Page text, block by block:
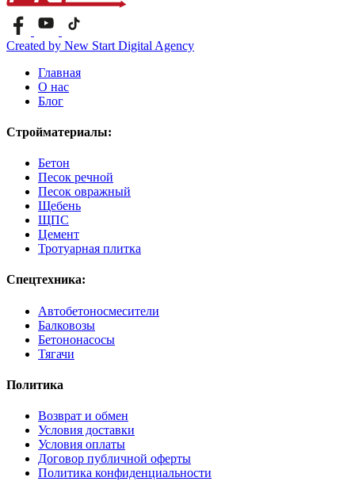
Created by New Start Digital Agency
Главная
О нас
Блог
Стройматериалы:
Бетон
Песок речной
Песок овражный
Щебень
ЩПС
Цемент
Тротуарная плитка
Спецтехника:
Автобетоносмесители
Балковозы
Бетононасосы
Тягачи
Политика
Возврат и обмен
Условия доставки
Условия оплаты
Договор публичной оферты
Политика конфиденциальности